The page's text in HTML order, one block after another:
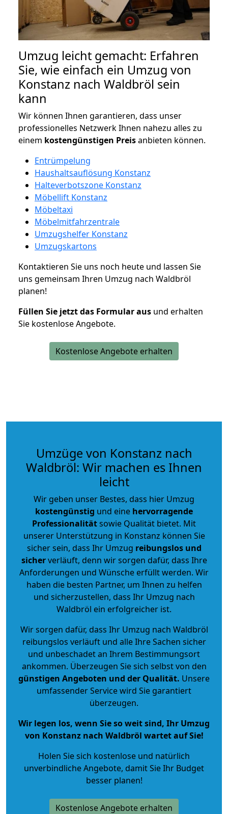
Umzug leicht gemacht: Erfahren
Sie, wie einfach ein Umzug von
Konstanz nach Waldbröl sein
kann
Wir können Ihnen garantieren, dass unser
professionelles Netzwerk Ihnen nahezu alles zu
einem kostengünstigen Preisanbieten können.
Entrümpelung
Haushaltsauflösung Konstanz
Halteverbotszone Konstanz
Möbellift Konstanz
Möbeltaxi
Möbelmitfahrzentrale
Umzugshelfer Konstanz
Umzugskartons
Kontaktieren Sie uns noch heute und lassen Sie
uns gemeinsam Ihren Umzug nach Waldbröl
planen!
Füllen Sie jetzt das Formular aus und erhalten
Sie kostenlose Angebote.
Kostenlose Angebote erhalten
Umzüge von Konstanz nach
Waldbröl: Wir machen es Ihnen
leicht
Wir geben unser Bestes, dass hier Umzug
kostengünstig und eine hervorragende
Professionalitätsowie Qualität bietet. Mit
unserer Unterstützung in Konstanz können Sie
sicher sein, dass Ihr Umzug reibungslos und
sicherverläuft, denn wir sorgen dafür, dass Ihre
Anforderungen und Wünsche erfüllt werden. Wir
haben die besten Partner, um Ihnen zu helfen
und sicherzustellen, dass Ihr Umzug nach
Waldbröl ein erfolgreicher ist.
Wir sorgen dafür, dass Ihr Umzug nach Waldbröl
reibungslos verläuft und alle Ihre Sachen sicher
und unbeschadet an Ihrem Bestimmungsort
ankommen. Überzeugen Sie sich selbst von den
günstigen Angeboten und der Qualität. Unsere
umfassender Service wird Sie garantiert
überzeugen.
Wir legen los, wenn Sie so weit sind, Ihr Umzug
von Konstanz nach Waldbröl wartet auf Sie!
Holen Sie sich kostenlose und natürlich
unverbindliche Angebote, damit Sie Ihr Budget
besser planen!
Kostenlose Angebote erhalten